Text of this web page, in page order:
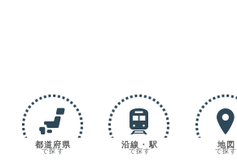
都道府県
で探す
沿線・駅
で探す
地図
で探す